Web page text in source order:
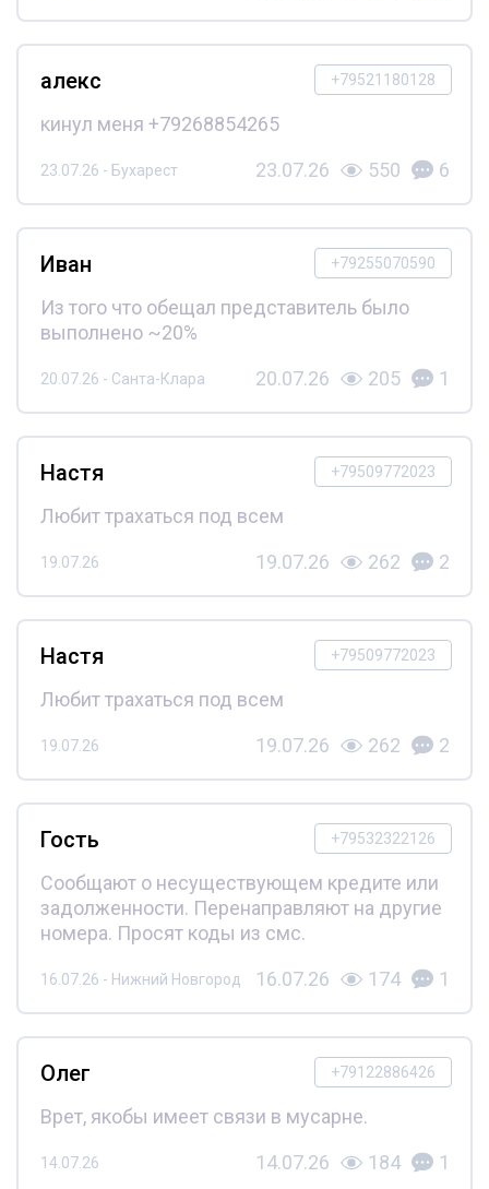
+79521180128
алекс
кинул меня +79268854265
23.07.26 - Бухарест 23.07.26 550 6
+79255070590
Иван
Из того что обещал представитель было
выполнено ~20%
20.07.26 - Санта-Клара 20.07.26 205 1
+79509772023
Настя
Любит трахаться под всем
19.07.26 19.07.26 262 2
+79509772023
Настя
Любит трахаться под всем
19.07.26 19.07.26 262 2
+79532322126
Гость
Сообщают о несуществующем кредите или
задолженности. Перенаправляют на другие
номера. Просят коды из смс.
16.07.26 - Нижний Новгород 16.07.26 174 1
+79122886426
Олег
Врет, якобы имеет связи в мусарне.
14.07.26 14.07.26 184 1